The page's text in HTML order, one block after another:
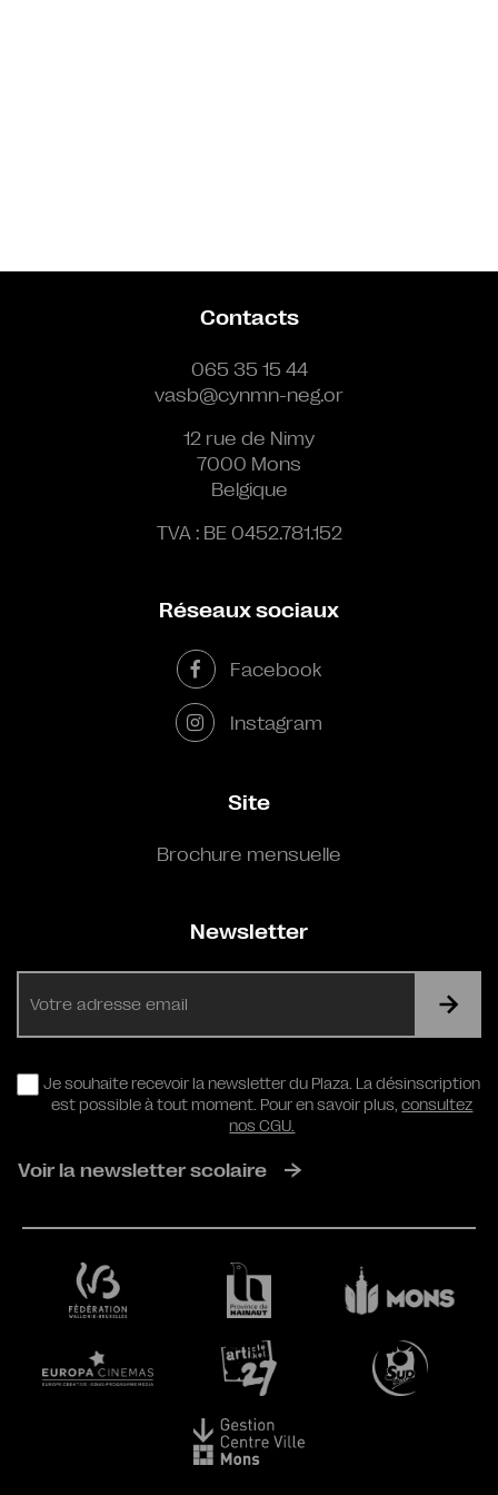
Contacts
065 35 15 44
vasb@cynmn-neg.or
12 rue de Nimy
7000 Mons
Belgique
TVA : BE 0452.781.152
Réseaux sociaux
Facebook
Instagram
Site
Brochure mensuelle
Newsletter
RGPD
Je souhaite recevoir la newsletter du Plaza. La désinscription
est possible à tout moment. Pour en savoir plus,consultez
nos CGU.
Voir la newsletter scolaire